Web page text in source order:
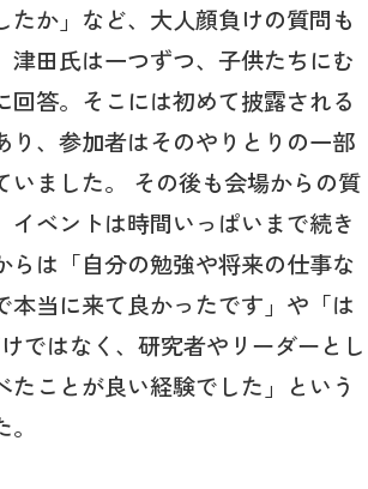
たか」など、大人顔負けの質問も
津田氏は一つずつ、子供たちにむ
回答。そこには初めて披露される
り、参加者はそのやりとりの一部
いました。 その後も会場からの質
イベントは時間いっぱいまで続き
らは「自分の勉強や将来の仕事な
本当に来て良かったです」や「は
ではなく、研究者やリーダーとし
たことが良い経験でした」という